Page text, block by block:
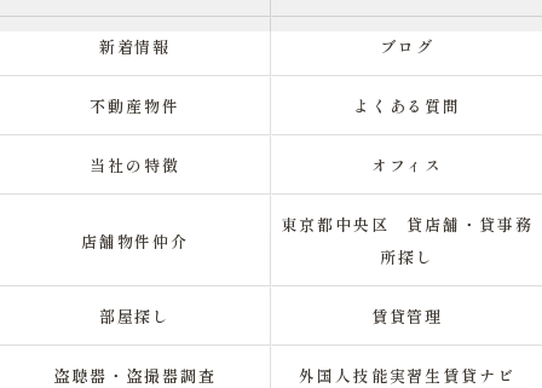
新着情報 ブログ
不動産物件 よくある質問
当社の特徴 オフィス
店舗物件仲介
東京都中央区 貸店舗・貸事務
所探し
部屋探し 賃貸管理
盗聴器・盗撮器調査 外国人技能実習生賃貸ナビ